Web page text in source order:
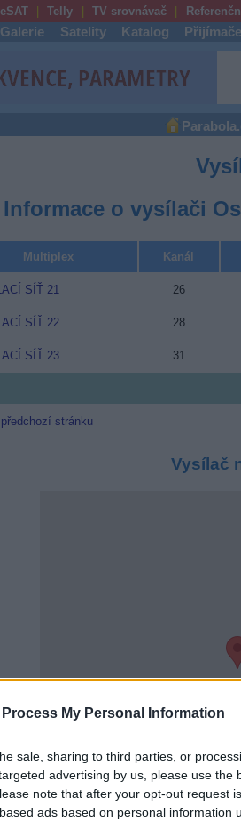
Process My Personal Information
sale, sharing to third parties, or
advertising by us, please use the
note that after your opt-out request
ads based on personal information
Telly TV srovnávač
Galerie Satelity Katalog Přijímače
Informace o vysílači
Multiplex Kanál
SÍŤ 21 26
SÍŤ 22 28
SÍŤ 23 31
stránku
Vysílač